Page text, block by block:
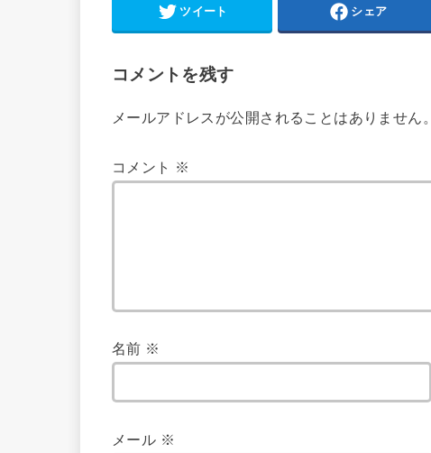
ツイート シェア
コメントを残す
メールアドレスが公開されることはありません。
コメント ※
名前 ※
メール ※